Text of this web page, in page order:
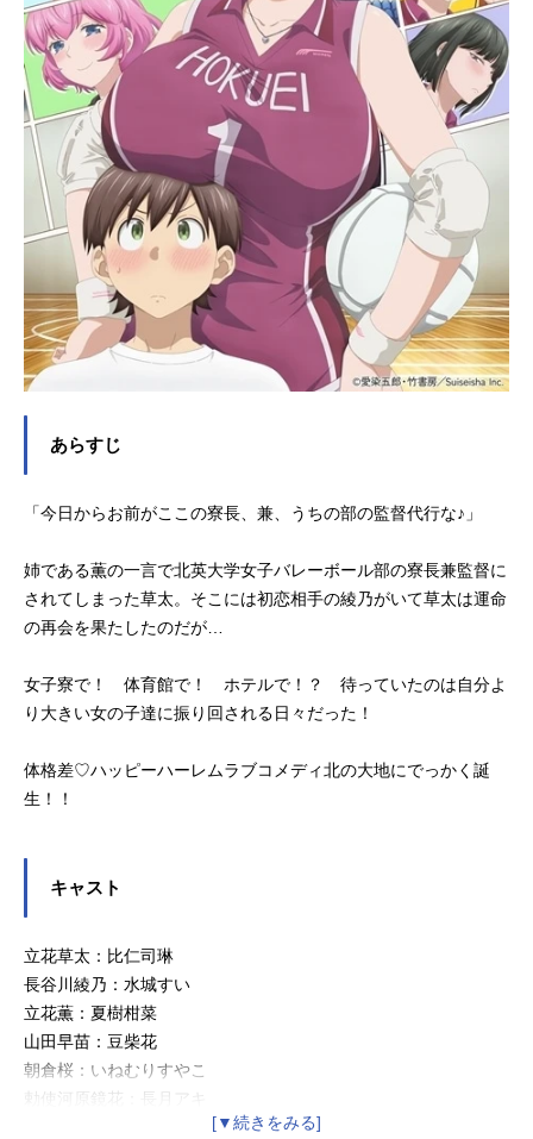
あらすじ
「今日からお前がここの寮長、兼、うちの部の監督代行な♪」
姉である薫の一言で北英大学女子バレーボール部の寮長兼監督に
されてしまった草太。そこには初恋相手の綾乃がいて草太は運命
の再会を果たしたのだが…
女子寮で！ 体育館で！ ホテルで！？ 待っていたのは自分よ
り大きい女の子達に振り回される日々だった！
体格差♡ハッピーハーレムラブコメディ北の大地にでっかく誕
生！！
キャスト
立花草太：比仁司琳
長谷川綾乃：水城すい
立花薫：夏樹柑菜
山田早苗：豆柴花
朝倉桜：いねむりすやこ
勅使河原鏡花：長月アキ
ユリア・マッケンジー：神崎のえる